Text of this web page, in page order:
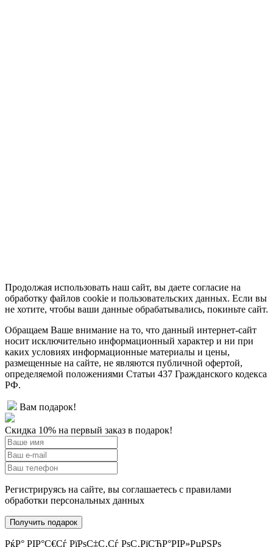
Продолжая использовать наш сайт, вы даете согласие на
обработку файлов cookie и пользовательских данных. Если вы
не хотите, чтобы ваши данные обрабатывались, покиньте сайт.
Обращаем Ваше внимание на то, что данный интернет-сайт
носит исключительно информационный характер и ни при
каких условиях информационные материалы и цены,
размещенные на сайте, не являются публичной офертой,
определяемой положениями Статьи 437 Гражданского кодекса
РФ.
Вам подарок!
Скидка 10% на первый заказ в подарок!
Регистрируясь на сайте, вы соглашаетесь с правилами
обработки персональных данных
РќР° РІР°С€Сѓ РїРѕС‡С‚Сѓ РѕС‚РїСЂР°РІР»РµРЅРѕ